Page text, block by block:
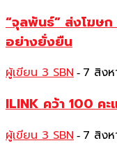
“จุลพันธ์” ส่งโฆษก
อย่างยั่งยืน
ผู้เขียน 3 SBN - 7 สิง
ILINK คว้า 100 ค
ผู้เขียน 3 SBN - 7 สิง